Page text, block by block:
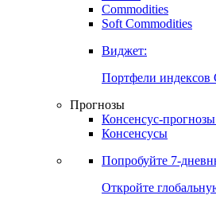
Commodities
Золото
Бензин
Soft Commodities
Виджет:
Портфели индексов
Прогнозы
Консенсусы